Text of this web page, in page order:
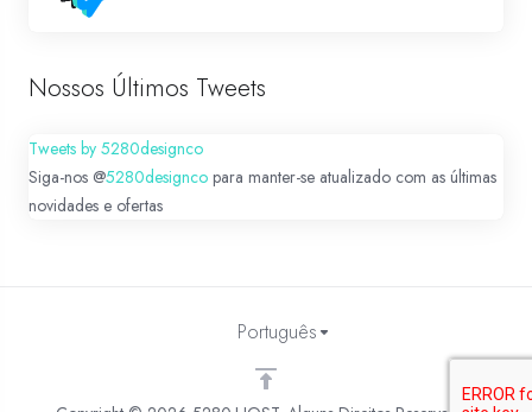
Nossos Últimos Tweets
Tweets by 5280designco
Siga-nos @5280designco para manter-se atualizado com as últimas
novidades e ofertas
Português